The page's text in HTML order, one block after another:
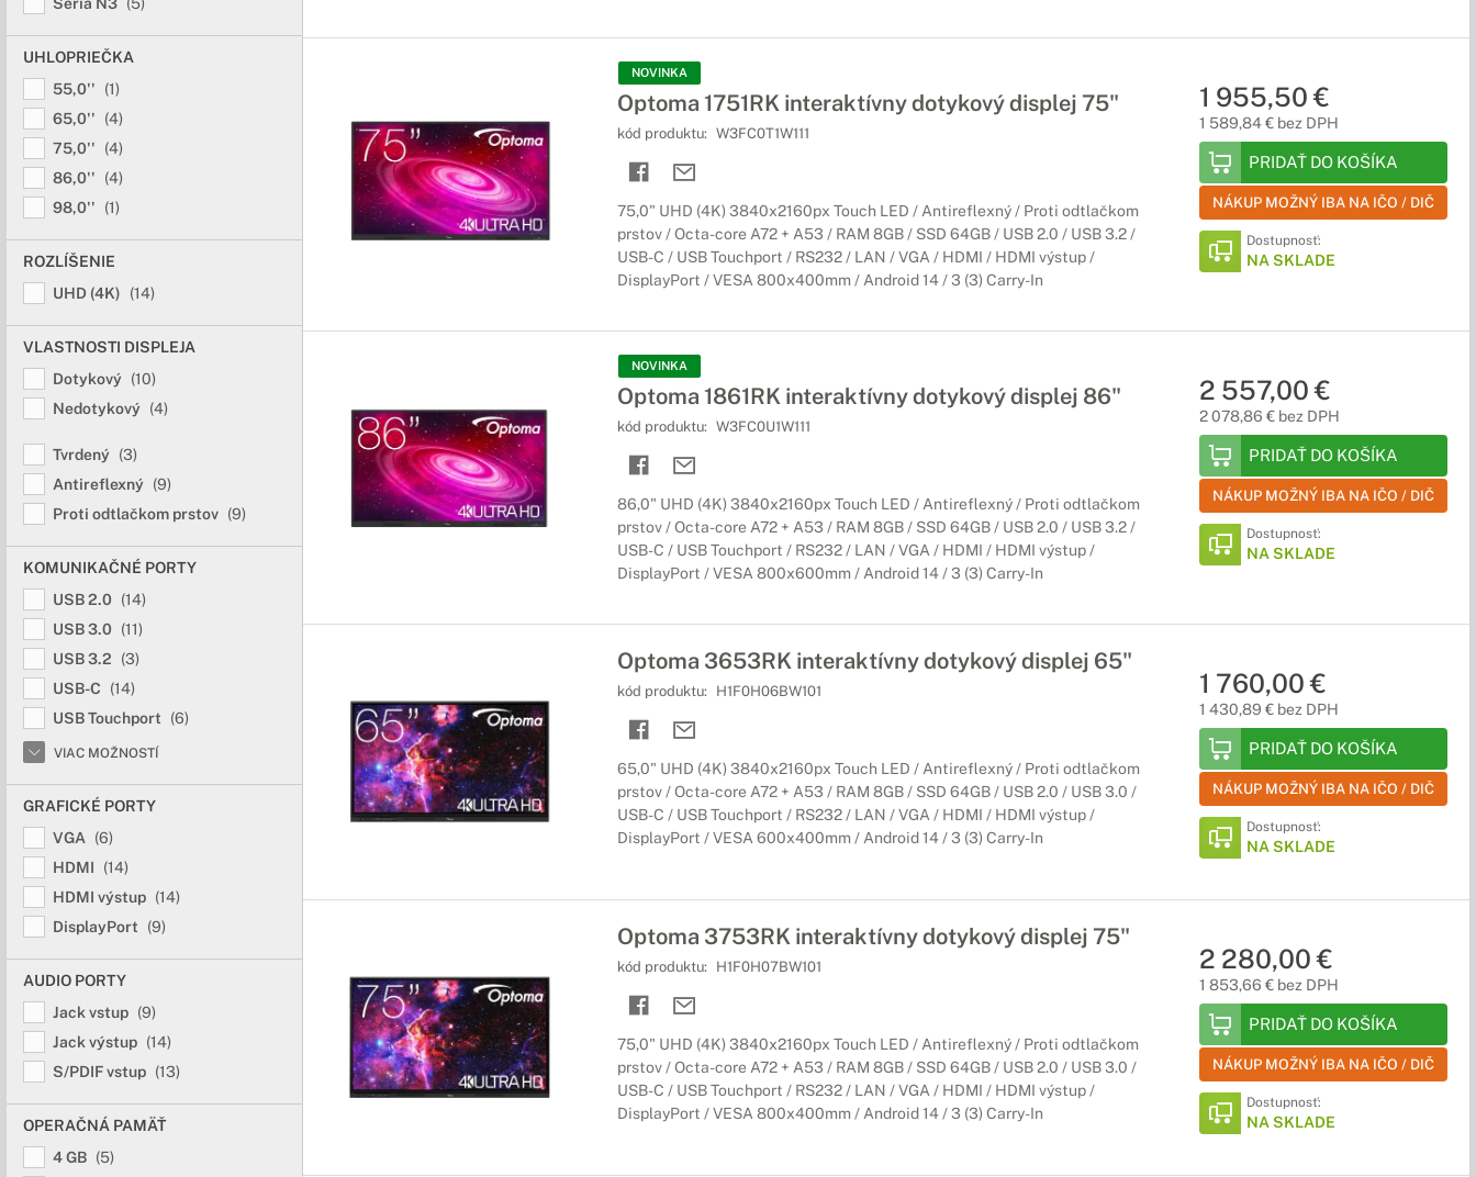
UHLOPRIEČKA
55,0''
(1)
65,0''
(4)
75,0''
(4)
86,0''
(4)
98,0''
(1)
ROZLÍŠENIE
UHD (4K)
(14)
VLASTNOSTI DISPLEJA
Dotykový (10)
Nedotykový (4)
Tvrdený (3)
Antireflexný (9)
Proti odtlačkom prstov (9)
KOMUNIKAČNÉ PORTY
USB 2.0
(14)
USB 3.0
(11)
USB 3.2
(3)
USB-C
(14)
USB Touchport
(6)
VIAC MOŽNOSTÍ
GRAFICKÉ PORTY
VGA
(6)
HDMI
(14)
HDMI výstup (14)
DisplayPort
(9)
AUDIO PORTY
Jack vstup (9)
Jack výstup (14)
S/PDIF vstup (13)
OPERAČNÁ PAMÄŤ
4 GB (5)
NOVINKA
Optoma 1751RK interaktívny dotykový displej 75"
kód produktu: W3FC0T1W111
75,0" UHD (4K) 3840x2160px Touch LED / Antireflexný / Proti odtlačkom
prstov / Octa-core A72 + A53 / RAM 8GB / SSD 64GB / USB 2.0 / USB 3.2 /
USB-C / USB Touchport / RS232 / LAN / VGA / HDMI / HDMI výstup /
DisplayPort / VESA 800x400mm / Android 14 / 3 (3) Carry-In
1 955,50 €
1 589,84 € bez DPH
PRIDAŤ DO KOŠÍKA
NÁKUP MOŽNÝ IBA NA IČO / DIČ
Dostupnosť:
NA SKLADE
NOVINKA
Optoma 1861RK interaktívny dotykový displej 86"
kód produktu: W3FC0U1W111
86,0" UHD (4K) 3840x2160px Touch LED / Antireflexný / Proti odtlačkom
prstov / Octa-core A72 + A53 / RAM 8GB / SSD 64GB / USB 2.0 / USB 3.2 /
USB-C / USB Touchport / RS232 / LAN / VGA / HDMI / HDMI výstup /
DisplayPort / VESA 800x600mm / Android 14 / 3 (3) Carry-In
2 557,00 €
2 078,86 € bez DPH
PRIDAŤ DO KOŠÍKA
NÁKUP MOŽNÝ IBA NA IČO / DIČ
Dostupnosť:
NA SKLADE
Optoma 3653RK interaktívny dotykový displej 65"
kód produktu: H1F0H06BW101
65,0" UHD (4K) 3840x2160px Touch LED / Antireflexný / Proti odtlačkom
prstov / Octa-core A72 + A53 / RAM 8GB / SSD 64GB / USB 2.0 / USB 3.0 /
USB-C / USB Touchport / RS232 / LAN / VGA / HDMI / HDMI výstup /
DisplayPort / VESA 600x400mm / Android 14 / 3 (3) Carry-In
1 760,00 €
1 430,89 € bez DPH
PRIDAŤ DO KOŠÍKA
NÁKUP MOŽNÝ IBA NA IČO / DIČ
Dostupnosť:
NA SKLADE
Optoma 3753RK interaktívny dotykový displej 75"
kód produktu: H1F0H07BW101
75,0" UHD (4K) 3840x2160px Touch LED / Antireflexný / Proti odtlačkom
prstov / Octa-core A72 + A53 / RAM 8GB / SSD 64GB / USB 2.0 / USB 3.0 /
USB-C / USB Touchport / RS232 / LAN / VGA / HDMI / HDMI výstup /
DisplayPort / VESA 800x400mm / Android 14 / 3 (3) Carry-In
2 280,00 €
1 853,66 € bez DPH
PRIDAŤ DO KOŠÍKA
NÁKUP MOŽNÝ IBA NA IČO / DIČ
Dostupnosť:
NA SKLADE